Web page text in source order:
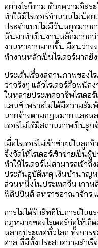
อย่างไรก็ตาม ด้วยความอิสระ
ทำให้มีไรเดอร์จำนวนไม่น้อย
ประจำแบบไม่มีวันหยุดมากก
หันมาทำเป็นงานหลักมากกว่
งานหายากมากขึ้น มีคนว่า
ทำงานหลักเป็นไรเดอร์มากยิ่
ประเด็นเรื่องสถานภาพของไ
ว่าจริงๆ แล้วไรเดอร์คือพนั
ในหลายประเทศอาชีพไรเดอ
แลนซ์ เพราะไม่ได้มีความสั
นายจ้างตามกฎหมาย และห
เดอร์ไม่ได้มีสถานภาพเป็นลู
เมื่อไรเดอร์ไม่เข้าข่ายเป็นลู
จึงจัดให้ไรเดอร์เข้าข่ายเป็น
ทำให้ไรเดอร์ไม่สามารถเข้า
ประกันอุบัติเหตุ เงินบำนาญ
ส่วนหนึ่งในประเทศจีน เกาห
ฟิลิปปินส์ สหราชอาณาจักร
การไม่ได้รับสิทธิในการเป็น
กฎหมายของไรเดอร์ก่อให้เกิ
หลายประเทศทั่วโลก ทั้งกา
ศาล ที่มีทั้งประสบความสำเร็